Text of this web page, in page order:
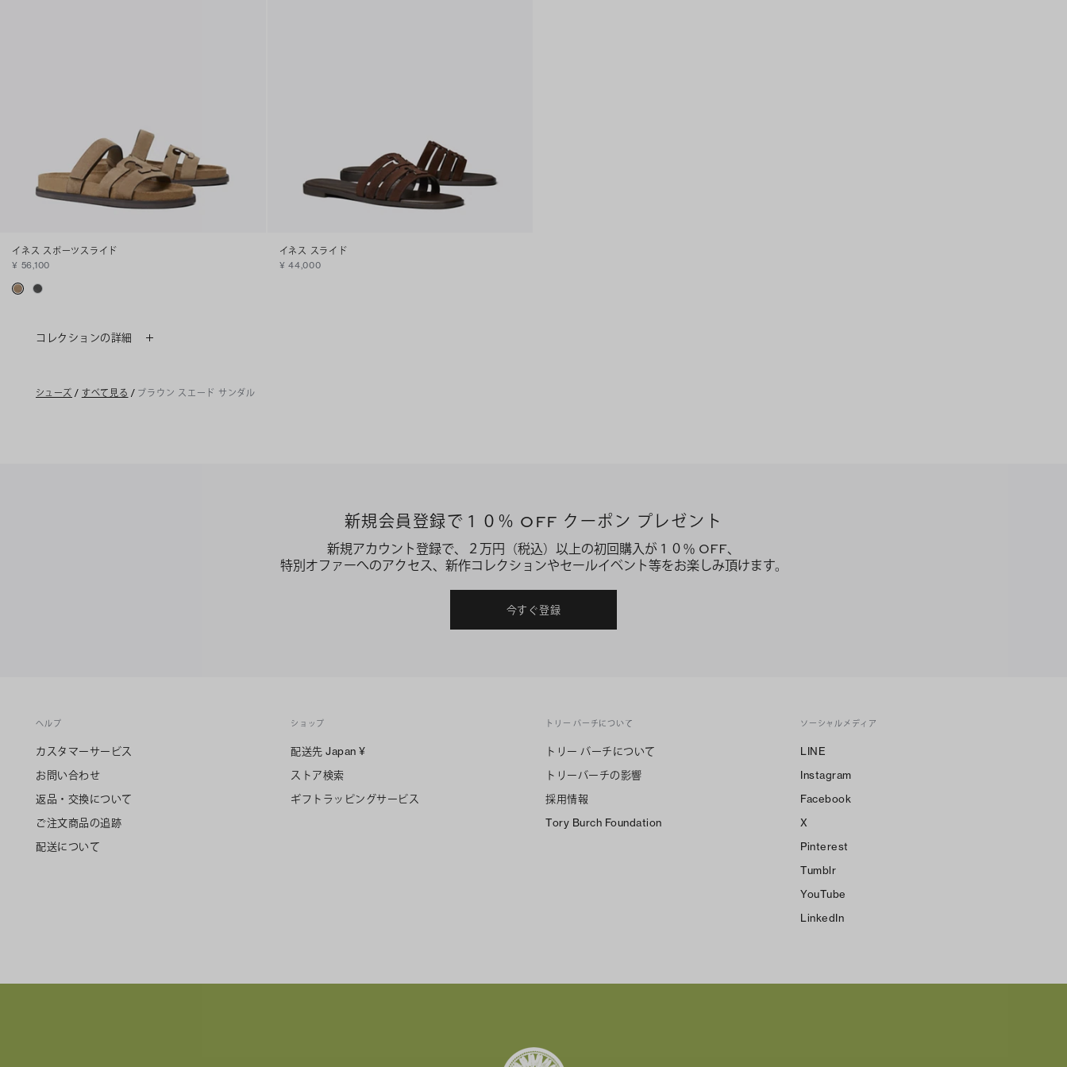
イネス スポーツスライド
¥ 56,100
イネス スライド
¥ 44,000
コレクションの詳細
シューズ / すべて見る / ブラウン スエード サンダル
新規会員登録で１０％ OFF クーポン プレゼント
新規アカウント登録で、２万円（税込）以上の初回購入が１０％ OFF、
特別オファーへのアクセス、新作コレクションやセールイベント等をお楽しみ頂けます。
今すぐ登録
ヘルプ
カスタマーサービス
お問い合わせ
返品・交換について
ご注文商品の追跡
配送について
ショップ
配送先 Japan ¥
ストア検索
ギフトラッピングサービス
トリー バーチについて
トリー バーチについて
トリーバーチの影響
採用情報
Tory Burch Foundation
ソーシャルメディア
LINE
Instagram
Facebook
X
Pinterest
Tumblr
YouTube
LinkedIn